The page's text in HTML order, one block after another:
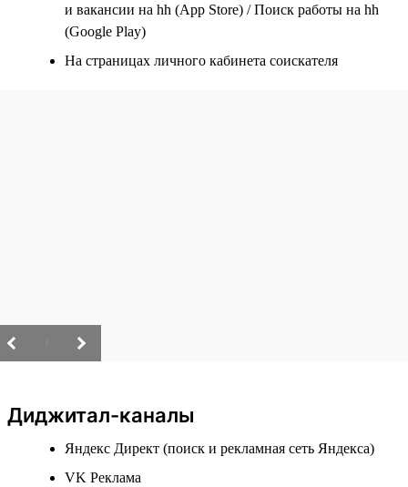
и вакансии на hh (App Store) / Поиск работы на hh
(Google Play)
На страницах личного кабинета соискателя
Диджитал-каналы
Яндекс Директ (поиск и рекламная сеть Яндекса)
VK Реклама